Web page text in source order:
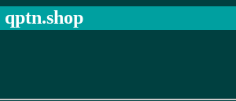
qptn.shop